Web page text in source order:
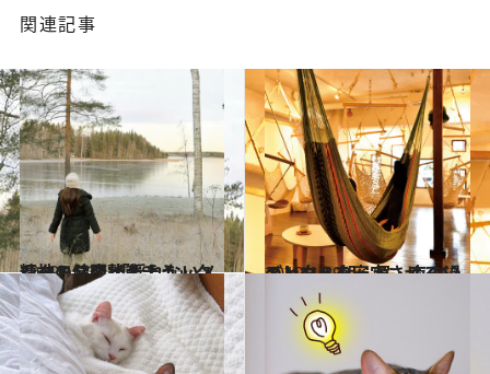
関連記事
2019.1.23
精神の健康状態チェックシート公開 「揺れないメンタル」に整えよう
ライフスタイル 2019.1.29
メンタルを安定させる12のヒント 朝・昼・夜の過ごし方
ライフスタイル